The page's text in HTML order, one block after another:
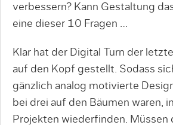
verbessern? Kann Gestaltung
eine dieser 10 Fragen …
Klar hat der Digital Turn der
auf den Kopf gestellt. Sodass
gänzlich analog motivierte
bei drei auf den Bäumen waren,
Projekten wiederfinden. Müssen